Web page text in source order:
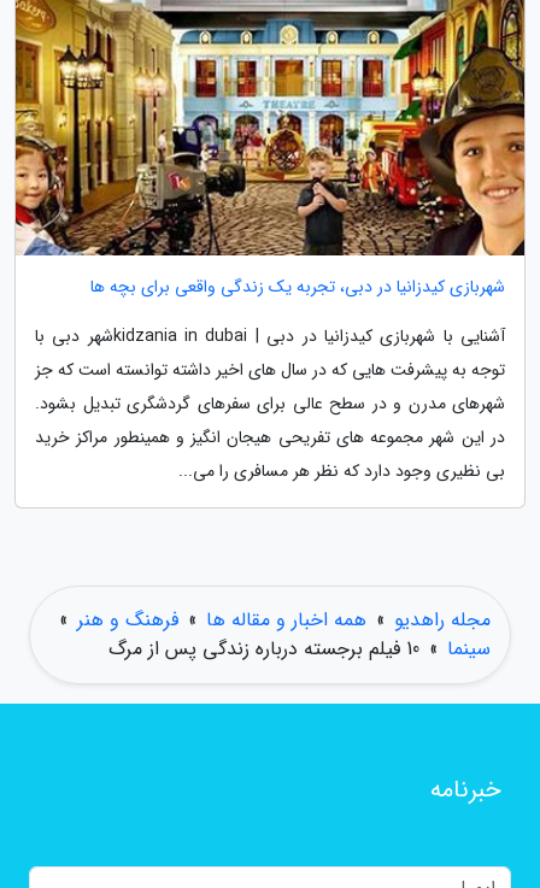
شهربازی کیدزانیا در دبی، تجربه یک زندگی واقعی برای بچه ها
آشنایی با شهربازی کیدزانیا در دبی | kidzania in dubaiشهر دبی با
توجه به پیشرفت هایی که در سال های اخیر داشته توانسته است که جز
شهرهای مدرن و در سطح عالی برای سفرهای گردشگری تبدیل بشود.
در این شهر مجموعه های تفریحی هیجان انگیز و همینطور مراکز خرید
بی نظیری وجود دارد که نظر هر مسافری را می...
مجله راهدیو » همه اخبار و مقاله ها » فرهنگ و هنر »
سینما » 10 فیلم برجسته درباره زندگی پس از مرگ
خبرنامه